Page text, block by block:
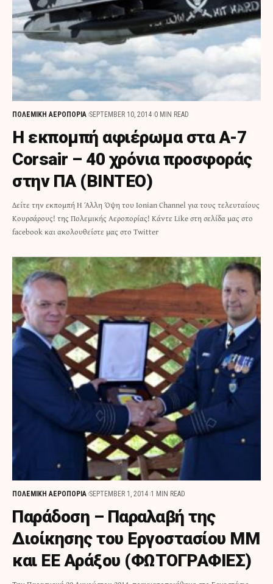
ΠΟΛΕΜΙΚΗ ΑΕΡΟΠΟΡΙΑ SEPTEMBER 10, 2014 0 MIN READ
Η εκπομπή αφιέρωμα στα A-7
Corsair – 40 χρόνια προσφοράς
στην ΠΑ (ΒΙΝΤΕΟ)
Δείτε την εκπομπή Η Άλλη Όψη του Ionian Channel για τους τελευταίους
Κουρσάρους! της Πολεμικής Αεροπορίας! Κάντε Like στη σελίδα μας στο
facebook και ακολουθείστε μας στο Twitter
ΠΟΛΕΜΙΚΗ ΑΕΡΟΠΟΡΙΑ SEPTEMBER 1, 2014 1 MIN READ
Παράδοση – Παραλαβή της
Διοίκησης του Εργοστασίου ΜΜ
και ΕΕ Αράξου (ΦΩΤΟΓΡΑΦΙΕΣ)